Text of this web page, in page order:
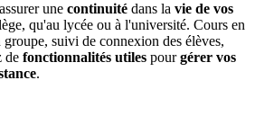
une continuité dans la vie de vos
qu'au lycée ou à l'université. Cours en
suivi de connexion des élèves,
de fonctionnalités utiles pourgérer vos
.